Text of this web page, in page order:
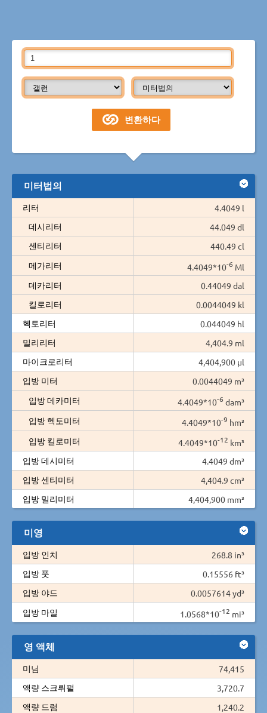
미터법의
리터
4.4049 l
데시리터
44.049 dl
센티리터
440.49 cl
메가리터
4.4049*10-6 Ml
데카리터
0.44049 dal
킬로리터
0.0044049 kl
헥토리터
0.044049 hl
밀리리터
4,404.9 ml
마이크로리터
4,404,900 µl
입방 미터
0.0044049 m³
입방 데카미터
4.4049*10-6 dam³
입방 헥토미터
4.4049*10-9 hm³
입방 킬로미터
4.4049*10-12 km³
입방 데시미터
4.4049 dm³
입방 센티미터
4,404.9 cm³
입방 밀리미터
4,404,900 mm³
미영
입방 인치
268.8 in³
입방 풋
0.15556 ft³
입방 야드
0.0057614 yd³
입방 마일
1.0568*10-12 mi³
영 액체
미님
74,415
액량 스크뤼펄
3,720.7
액량 드럼
1,240.2